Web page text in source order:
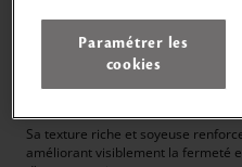
189,00€ 3.780,00€/L
50ml
Une crème de nuit profondément
Sa texture riche et soyeuse
améliorant visiblement la fermeté
Paramétrer les
cookies